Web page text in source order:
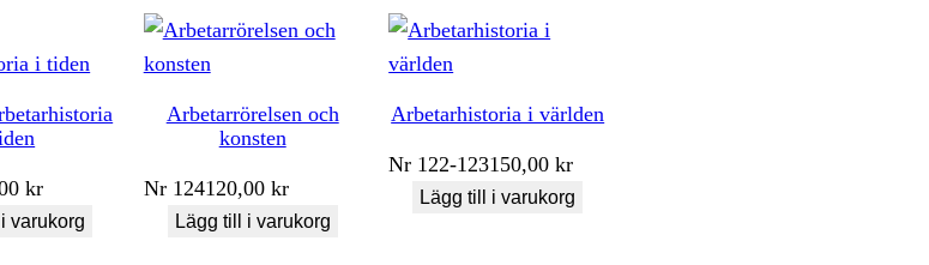
kr
varukorg
Arbetarrörelsen och
konsten
Nr 124120,00 kr
Lägg till i varukorg
Arbetarhistoria i världen
Nr 122-123150,00kr
Lägg till i varukorg